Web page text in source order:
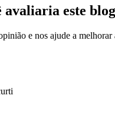
avaliaria este
e nos ajude a melhorar